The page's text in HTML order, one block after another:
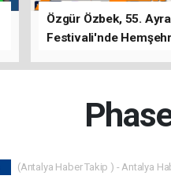
Özgür Özbek, 55.
Festivali'nde
(Antalya Haber Takip ) - Antalya